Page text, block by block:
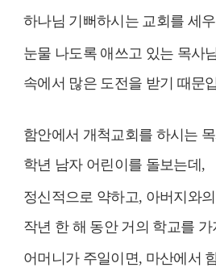
하나님 기뻐하시는 교회를 세
눈물 나도록 애쓰고 있는 목사
속에서 많은 도전을 받기 때문
함안에서 개척교회를 하시는
학년 남자 어린이를 돌보는데,
정신적으로 약하고, 아버지와
작년 한 해 동안 거의 학교를
어머니가 주일이면, 마산에서